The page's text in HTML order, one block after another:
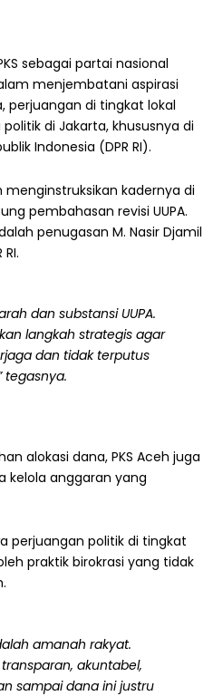
sebagai partai nasional
menjembatani aspirasi
perjuangan di tingkat lokal
di Jakarta, khususnya di
Indonesia (DPR RI).
menginstruksikan kadernya di
pembahasan revisi UUPA.
penugasan M. Nasir Djamil
dan substansi UUPA.
langkah strategis agar
dan tidak terputus
tegasnya.
alokasi dana, PKS Aceh juga
kelola anggaran yang
perjuangan politik di tingkat
praktik birokrasi yang tidak
amanah rakyat.
akuntabel,
sampai dana ini justru